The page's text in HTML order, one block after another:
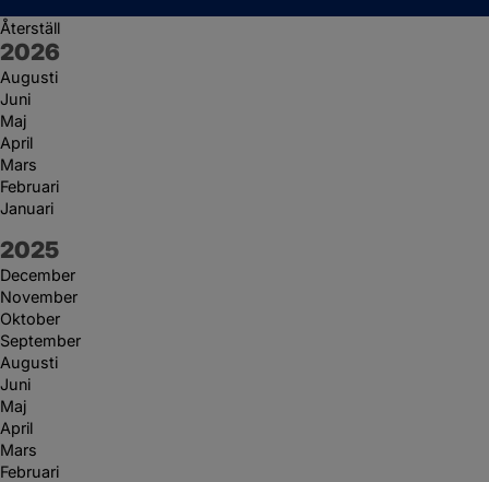
Återställ
År:
2026
Augusti
Juni
Maj
April
Mars
Februari
Januari
År:
2025
December
November
Oktober
September
Augusti
Juni
Maj
April
Mars
Februari